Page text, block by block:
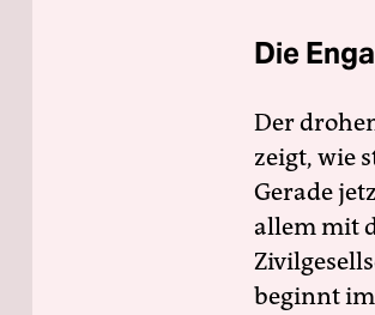
Die
Der
zeigt, wie
Gerade
allem mit
beginnt